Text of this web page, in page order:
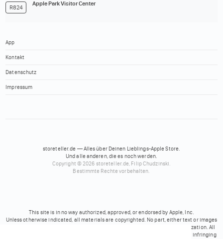
R824
Apple Park Visitor Center
App
Kontakt
Datenschutz
Impressum
storeteller.de — Alles über Deinen Lieblings-Apple Store.
Und alle anderen, die es noch werden.
Copyright © 2026 storeteller.de, Filip Chudzinski.
Bestimmte Rechte vorbehalten.
This site is in no way authorized, approved, or endorsed by Apple, Inc.
Unless otherwise indicated, all materials are copyrighted. No part, either text or images
may be used for any purpose other than personal use, unless explicit authorization. All
trademarks mentioned on these pages belong to their respective owners. No infringing